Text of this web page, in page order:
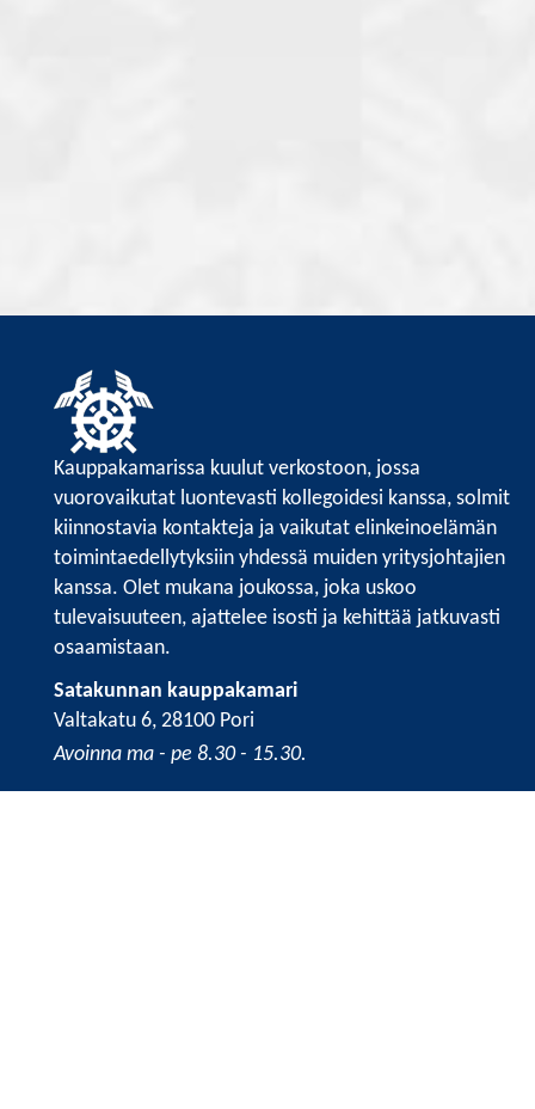
Kauppakamarissa kuulut verkostoon, jossa
vuorovaikutat luontevasti kollegoidesi kanssa, solmit
kiinnostavia kontakteja ja vaikutat elinkeinoelämän
toimintaedellytyksiin yhdessä muiden yritysjohtajien
kanssa. Olet mukana joukossa, joka uskoo
tulevaisuuteen, ajattelee isosti ja kehittää jatkuvasti
osaamistaan.
Satakunnan kauppakamari
Valtakatu 6, 28100 Pori
Avoinna ma - pe 8.30 - 15.30.